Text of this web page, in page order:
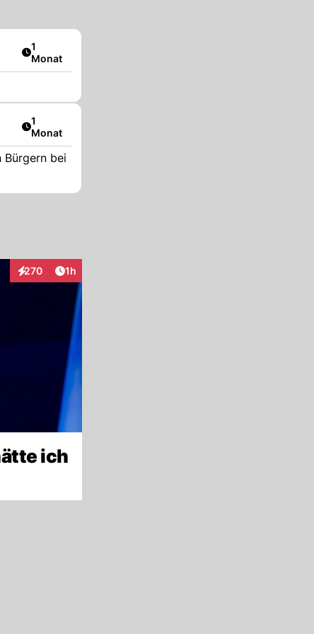
Artikel veröffentlicht:
1
Monat
Artikel veröffentlicht:
1
Monat
bei
270
InteraktionenArtikel veröffentlicht:
1h
ich